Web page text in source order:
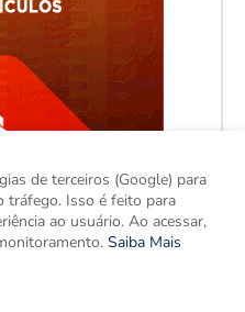
de terceiros (Google) para
tráfego. Isso é feito para
ao usuário. Ao acessar,
Saiba Mais